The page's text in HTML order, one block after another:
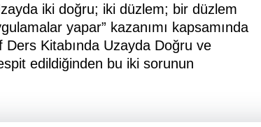
iki doğru; iki düzlem; bir düzlem
yapar” kazanımı kapsamında
Kitabında Uzayda Doğru ve
edildiğinden bu iki sorunun